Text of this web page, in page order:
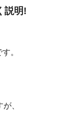
説明!
す。
、